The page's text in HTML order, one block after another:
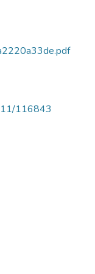
116843